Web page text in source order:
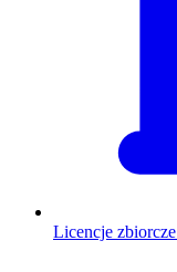
Licencje zbiorcze